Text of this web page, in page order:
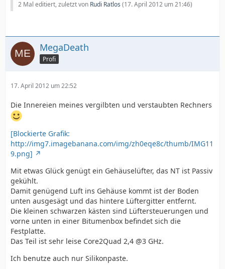
2 Mal editiert, zuletzt von Rudi Ratlos (17. April 2012 um 21:46)
MegaDeath
Profi
17. April 2012 um 22:52
Die Innereien meines vergilbten und verstaubten Rechners
[Blockierte Grafik:
http://img7.imagebanana.com/img/zh0eqe8c/thumb/IMG11
9.png]
Mit etwas Glück genügt ein Gehäuselüfter, das NT ist Passiv
gekühlt.
Damit genügend Luft ins Gehäuse kommt ist der Boden
unten ausgesägt und das hintere Lüftergitter entfernt.
Die kleinen schwarzen kästen sind Lüftersteuerungen und
vorne unten in einer Bitumenbox befindet sich die
Festplatte.
Das Teil ist sehr leise Core2Quad 2,4 @3 GHz.
Ich benutze auch nur Silikonpaste.